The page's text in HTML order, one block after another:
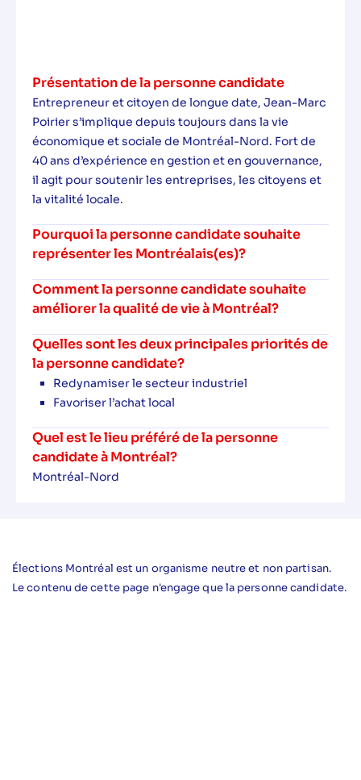
Présentation de la personne candidate
Entrepreneur et citoyen de longue date, Jean-Marc
Poirier s’implique depuis toujours dans la vie
économique et sociale de Montréal-Nord. Fort de
40 ans d’expérience en gestion et en gouvernance,
il agit pour soutenir les entreprises, les citoyens et
la vitalité locale.
Pourquoi la personne candidate souhaite
représenter les Montréalais(es)?
Comment la personne candidate souhaite
améliorer la qualité de vie à Montréal?
Quelles sont les deux principales priorités de
la personne candidate?
Redynamiser le secteur industriel
Favoriser l’achat local
Quel est le lieu préféré de la personne
candidate à Montréal?
Montréal-Nord
Élections Montréal est un organisme neutre et non partisan.
Le contenu de cette page n'engage que la personne candidate.